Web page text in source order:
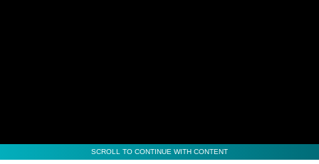
SCROLL TO CONTINUE WITH CONTENT